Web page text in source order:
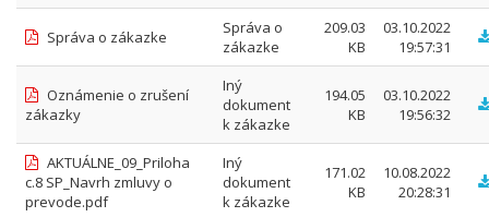
Správa o zákazke
Správa o
zákazke
209.03
KB
03.10.2022
19:57:31
Oznámenie o zrušení
zákazky
Iný
dokument
k zákazke
194.05
KB
03.10.2022
19:56:32
AKTUÁLNE_09_Priloha
c.8 SP_Navrh zmluvy o
prevode.pdf
Iný
dokument
k zákazke
171.02
KB
10.08.2022
20:28:31